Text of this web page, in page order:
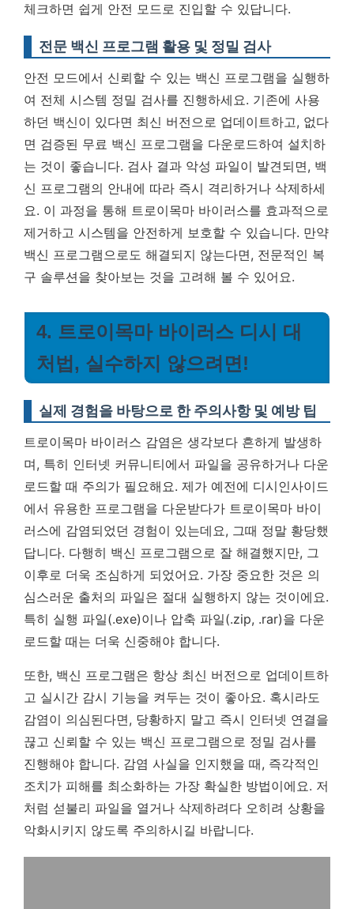
체크하면 쉽게 안전 모드로 진입할 수 있답니다.
전문 백신 프로그램 활용 및 정밀 검사
안전 모드에서 신뢰할 수 있는 백신 프로그램을 실행하
여 전체 시스템 정밀 검사를 진행하세요. 기존에 사용
하던 백신이 있다면 최신 버전으로 업데이트하고, 없다
면 검증된 무료 백신 프로그램을 다운로드하여 설치하
는 것이 좋습니다. 검사 결과 악성 파일이 발견되면, 백
신 프로그램의 안내에 따라 즉시 격리하거나 삭제하세
요. 이 과정을 통해 트로이목마 바이러스를 효과적으로
제거하고 시스템을 안전하게 보호할 수 있습니다. 만약
백신 프로그램으로도 해결되지 않는다면, 전문적인 복
구 솔루션을 찾아보는 것을 고려해 볼 수 있어요.
4. 트로이목마 바이러스 디시 대
처법, 실수하지 않으려면!
실제 경험을 바탕으로 한 주의사항 및 예방 팁
트로이목마 바이러스 감염은 생각보다 흔하게 발생하
며, 특히 인터넷 커뮤니티에서 파일을 공유하거나 다운
로드할 때 주의가 필요해요. 제가 예전에 디시인사이드
에서 유용한 프로그램을 다운받다가 트로이목마 바이
러스에 감염되었던 경험이 있는데요, 그때 정말 황당했
답니다. 다행히 백신 프로그램으로 잘 해결했지만, 그
이후로 더욱 조심하게 되었어요. 가장 중요한 것은 의
심스러운 출처의 파일은 절대 실행하지 않는 것이에요.
특히 실행 파일(.exe)이나 압축 파일(.zip, .rar)을 다운
로드할 때는 더욱 신중해야 합니다.
또한, 백신 프로그램은 항상 최신 버전으로 업데이트하
고 실시간 감시 기능을 켜두는 것이 좋아요. 혹시라도
감염이 의심된다면, 당황하지 말고 즉시 인터넷 연결을
끊고 신뢰할 수 있는 백신 프로그램으로 정밀 검사를
진행해야 합니다. 감염 사실을 인지했을 때, 즉각적인
조치가 피해를 최소화하는 가장 확실한 방법이에요. 저
처럼 섣불리 파일을 열거나 삭제하려다 오히려 상황을
악화시키지 않도록 주의하시길 바랍니다.